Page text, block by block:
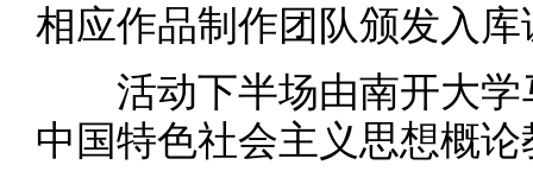
相应作品制作团队颁发入库
活动下半场由南开大学
中国特色社会主义思想概